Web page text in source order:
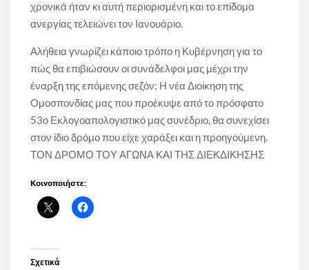
χρονικά ήταν κι αυτή περιορισμένη και το επίδομα
ανεργίας τελειώνει τον Ιανουάριο.
Αλήθεια γνωρίζει κάποιο τρόπο η Κυβέρνηση για το
πώς θα επιβιώσουν οι συνάδελφοι μας μέχρι την
έναρξη της επόμενης σεζόν; Η νέα Διοίκηση της
Ομοσπονδίας μας που προέκυψε από το πρόσφατο
53ο Εκλογοαπολογιστικό μας συνέδριο, θα συνεχίσει
στον ίδιο δρόμο που είχε χαράξει και η προηγούμενη.
ΤΟΝ ΔΡΟΜΟ ΤΟΥ ΑΓΩΝΑ ΚΑΙ ΤΗΣ ΔΙΕΚΔΙΚΗΣΗΣ
Κοινοποιήστε:
Σχετικά